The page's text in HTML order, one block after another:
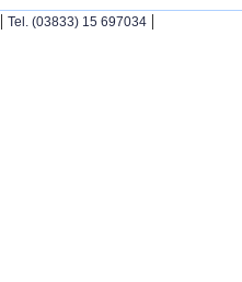
| Tel. (03833) 15 697034 |